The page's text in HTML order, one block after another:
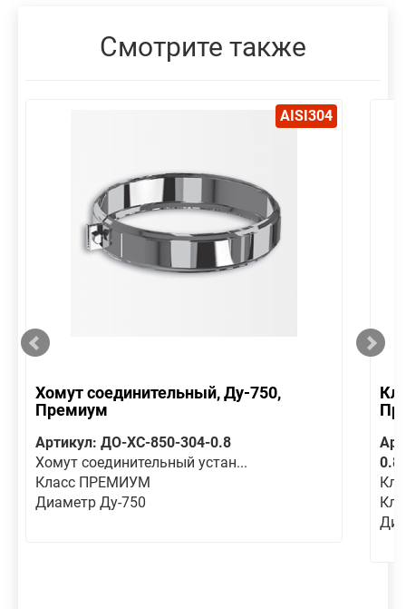
Смотрите также
AISI304
Хомут соединительный, Ду-750,
Премиум
Артикул: ДО-ХС-850-304-0.8
Хомут соединительный устан...
Класс ПРЕМИУМ
Диаметр Ду-750